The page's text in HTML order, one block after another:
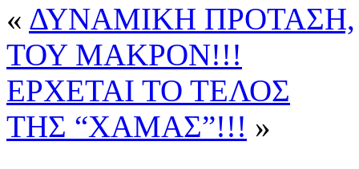
« ΔΥΝΑΜΙΚΗ ΠΡΟΤΑΣΗ,
ΤΟΥ ΜΑΚΡΟΝ!!!
ΕΡΧΕΤΑΙ ΤΟ ΤΕΛΟΣ
ΤΗΣ “ΧΑΜΑΣ”!!! »